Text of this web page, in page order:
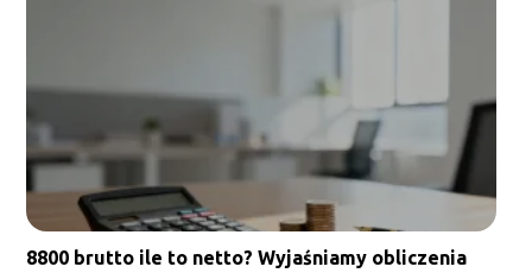
8800 brutto ile to netto? Wyjaśniamy obliczenia